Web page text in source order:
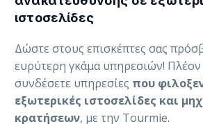
ιστοσελίδες
Δώστε στους επισκέπτες σας
ευρύτερη γκάμα υπηρεσιών! Πλέον
συνδέσετε υπηρεσίες που
εξωτερικές ιστοσελίδες και
κρατήσεων, με την Tourmie.